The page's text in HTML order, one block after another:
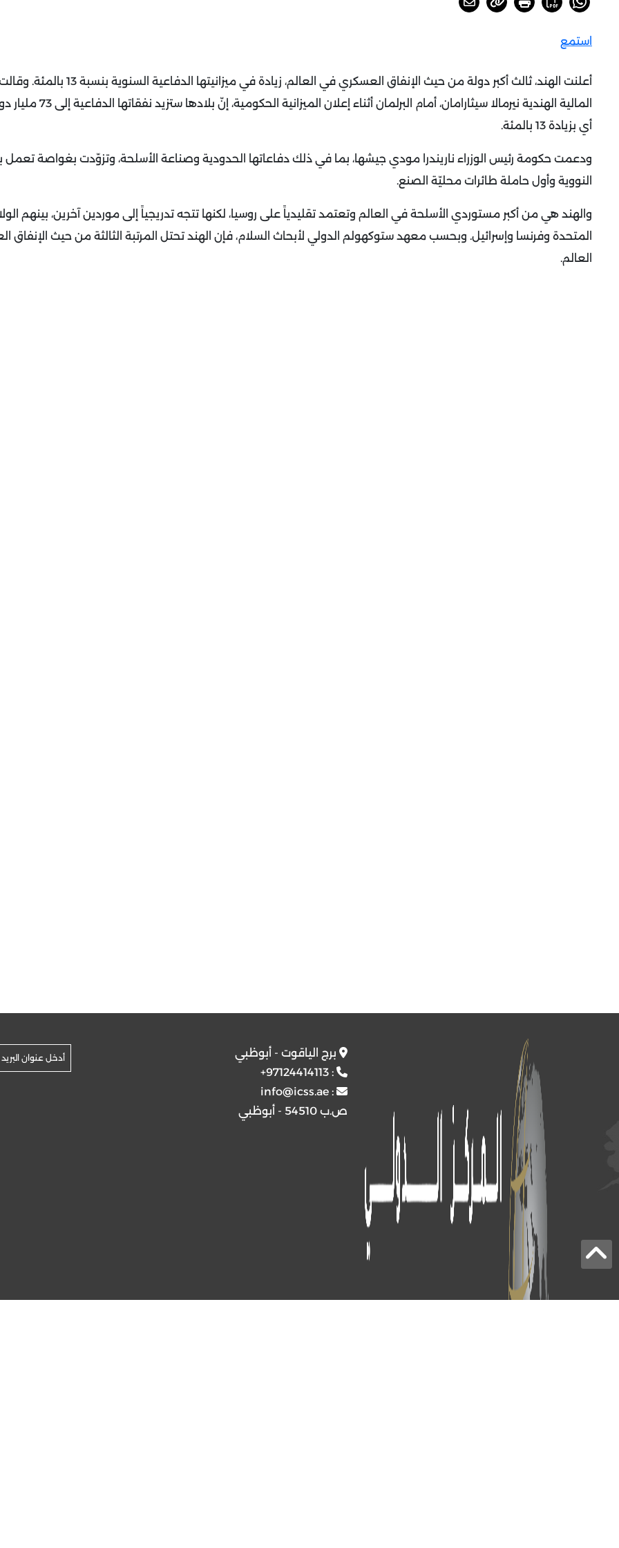
استمع
أعلنت الهند، ثالث أكبر دولة من حيث الإنفاق العسكري في العالم، زيادة في ميزانيتها الدفاعية السنوية بنسبة 13 بالمئة.
المالية الهندية نيرمالا سيثارامان، أمام البرلمان
أي بزيادة 13 بالمئة.
ودعمت حكومة رئيس الوزراء ناريندرا مودي جيشها، بما في ذلك دفاعاتها الحدودية وصناعة الأسلحة، وتزوّدت بغواصة تعمل
النووية وأول حاملة طائرات محليّة الصنع.
والهند هي من أكبر مستوردي الأسلحة في العالم وتعتمد تقليدياً على روسيا، لكنها تتجه تدريجياً إلى موردين آخرين، بينهم
المتحدة وفرنسا وإسرائيل. وبحسب معهد ستوكهولم الدولي لأبحاث السلام، فإن الهند تحتل المرتبة الثالثة من حيث الإنفاق
العالم.
برج الياقوت - أبوظبي
:
+97124414113
:
info@icss.ae
ص.ب 54510 - أبوظبي